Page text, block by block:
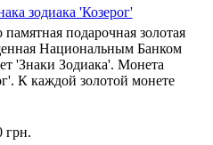
зодиака 'Козерог'
подарочная золотая
Национальным Банком
'Знаки Зодиака'. Монета
К каждой золотой монете
грн.